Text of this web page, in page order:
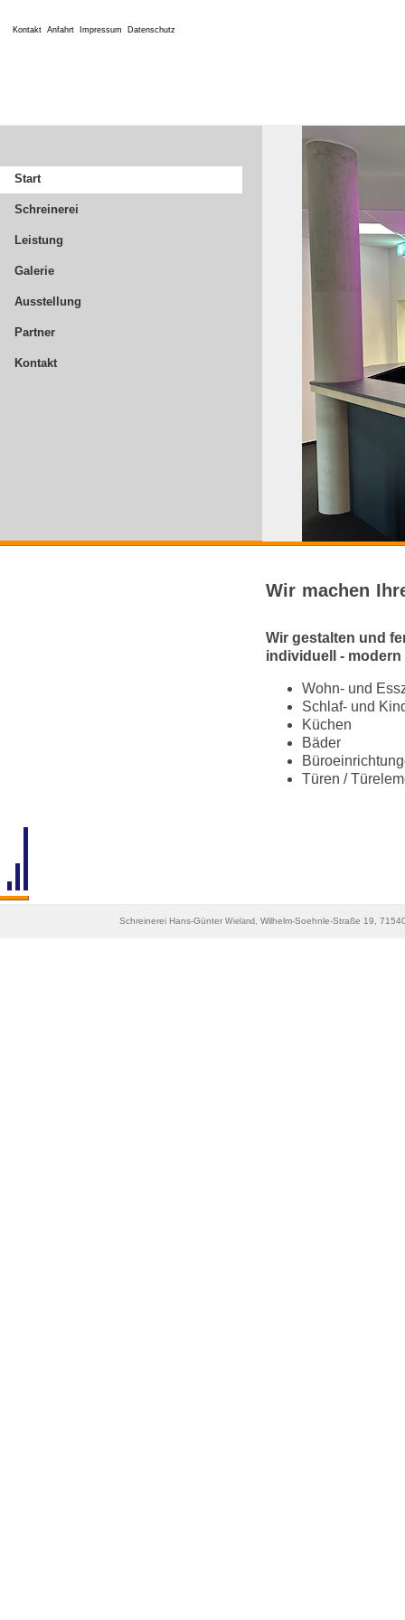
Kontakt Anfahrt Impressum Datenschutz
Start
Schreinerei
Leistung
Galerie
Ausstellung
Partner
Kontakt
Wir machen
Wir gestalten und
individuell -
Wohn- und
Schlaf- und
Küchen
Bäder
Türen /
Schreinerei Hans-Günter Wieland, Wilhelm-Soehnle-Straße 19,